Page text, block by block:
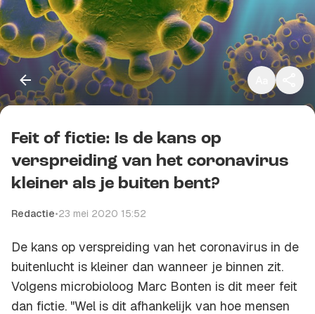
Klein
Standaard
Groot
Feit of fictie: Is de kans op
verspreiding van het coronavirus
kleiner als je buiten bent?
Redactie•23 mei 2020 15:52
De kans op verspreiding van het coronavirus in de
buitenlucht is kleiner dan wanneer je binnen zit.
Volgens microbioloog Marc Bonten is dit meer feit
dan fictie. "Wel is dit afhankelijk van hoe mensen